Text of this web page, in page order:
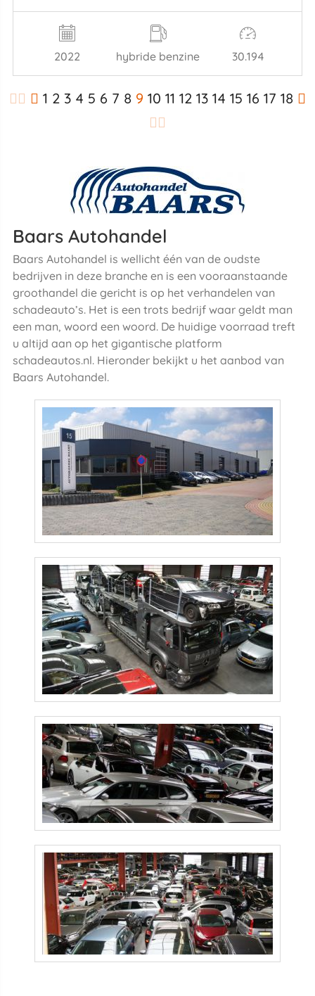
2022 hybride benzine 30.194
1 2 3 4 5 6 7 8 9 10 11 12 13 14 15 16 17 18
Baars Autohandel
Baars Autohandel is wellicht één van de oudste
bedrijven in deze branche en is een vooraanstaande
groothandel die gericht is op het verhandelen van
schadeauto’s. Het is een trots bedrijf waar geldt man
een man, woord een woord. De huidige voorraad treft
u altijd aan op het gigantische platform
schadeautos.nl. Hieronder bekijkt u het aanbod van
Baars Autohandel.